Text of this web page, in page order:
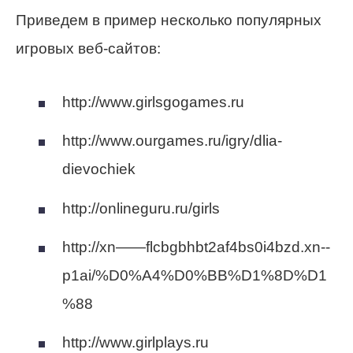
Приведем в пример несколько популярных
игровых веб-сайтов:
http://www.girlsgogames.ru
http://www.ourgames.ru/igry/dlia-
dievochiek
http://onlineguru.ru/girls
http://xn——flcbgbhbt2af4bs0i4bzd.xn--
p1ai/%D0%A4%D0%BB%D1%8D%D1
%88
http://www.girlplays.ru